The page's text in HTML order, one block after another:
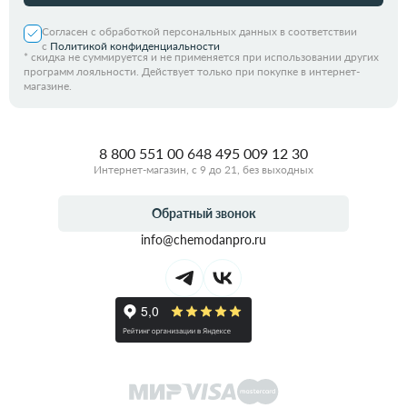
Согласен с обработкой персональных данных в соответствии
с Политикой конфиденциальности
* скидка не суммируется и не применяется при использовании других
программ лояльности. Действует только при покупке в интернет-
магазине.
8 800 551 00 648 495 009 12 30
Интернет-магазин, с 9 до 21, без выходных
Обратный звонок
info@chemodanpro.ru